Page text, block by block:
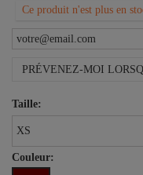
Ce produit n'est plus en
PRÉVENEZ-MOI
Taille:
Couleur: